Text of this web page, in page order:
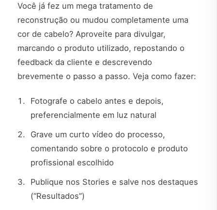
Você já fez um mega tratamento de
reconstrução ou mudou completamente uma
cor de cabelo? Aproveite para divulgar,
marcando o produto utilizado, repostando o
feedback da cliente e descrevendo
brevemente o passo a passo. Veja como fazer:
Fotografe o cabelo antes e depois,
preferencialmente em luz natural
Grave um curto vídeo do processo,
comentando sobre o protocolo e produto
profissional escolhido
Publique nos Stories e salve nos destaques
(“Resultados”)